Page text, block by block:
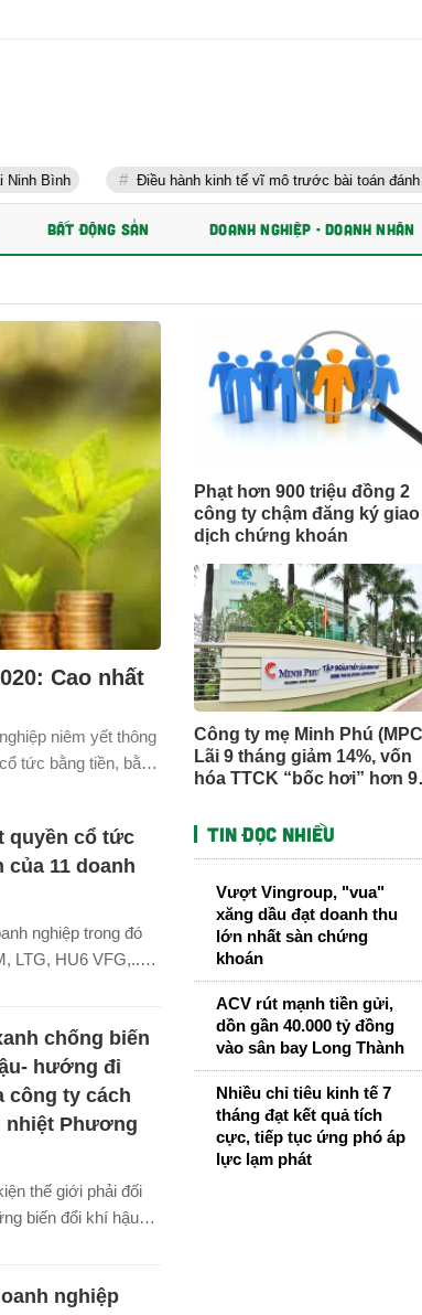
Điều hành kinh tế vĩ mô trước bài toán đánh đổi: Tăng
BẤT ĐỘNG SẢN DOANH NGHIỆP - DOANH NHÂN
Cao nhất
niêm yết thông
tức bằng tiền, bằng
Phạt hơn 900 triệu đồng 2
công ty chậm đăng ký giao
dịch chứng khoán
Công ty mẹ Minh Phú
Lãi 9 tháng giảm 14%, vốn
hóa TTCK “bốc hơi” hơn
quyền cổ tức
của 11 doanh
nghiệp trong đó
LTG, HU6 VFG,...
chống biến
hướng đi
công ty cách
nhiệt Phương
thế giới phải đối
biến đổi khí hậu
nhiệm hướng đến
nghiệp
Tin đọc nhiều
Vượt Vingroup, "vua"
xăng dầu đạt doanh thu
lớn nhất sàn chứng
khoán
ACV rút mạnh tiền gửi,
dồn gần 40.000 tỷ đồng
vào sân bay Long Thành
Nhiều chỉ tiêu kinh tế 7
tháng đạt kết quả tích
cực, tiếp tục ứng phó áp
lực lạm phát